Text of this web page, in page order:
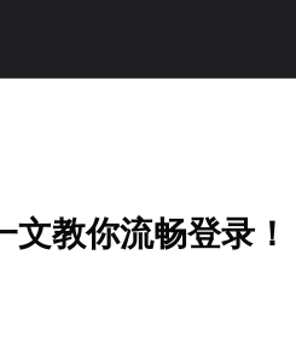
文教你流畅登录！